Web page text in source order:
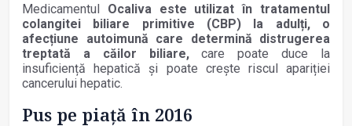
Medicamentul Ocaliva este utilizat în tratamentul
colangitei biliare primitive (CBP) la adulți, o
afecțiune autoimună care determină distrugerea
treptată a căilor biliare,care poate duce la
insuficiență hepatică și poate crește riscul apariției
cancerului hepatic.
Pus pe piață în 2016